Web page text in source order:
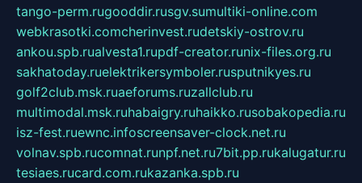
tango-perm.rugooddir.rusgv.sumultiki-online.com
webkrasotki.comcherinvest.rudetskiy-ostrov.ru
ankou.spb.rualvesta1.rupdf-creator.runix-files.org.ru
sakhatoday.ruelektrikersymboler.rusputnikyes.ru
golf2club.msk.ruaeforums.ruzallclub.ru
multimodal.msk.ruhabaigry.ruhaikko.rusobakopedia.ru
isz-fest.ruewnc.infoscreensaver-clock.net.ru
volnav.spb.rucomnat.runpf.net.ru7bit.pp.rukalugatur.ru
tesiaes.rucard.com.rukazanka.spb.ru